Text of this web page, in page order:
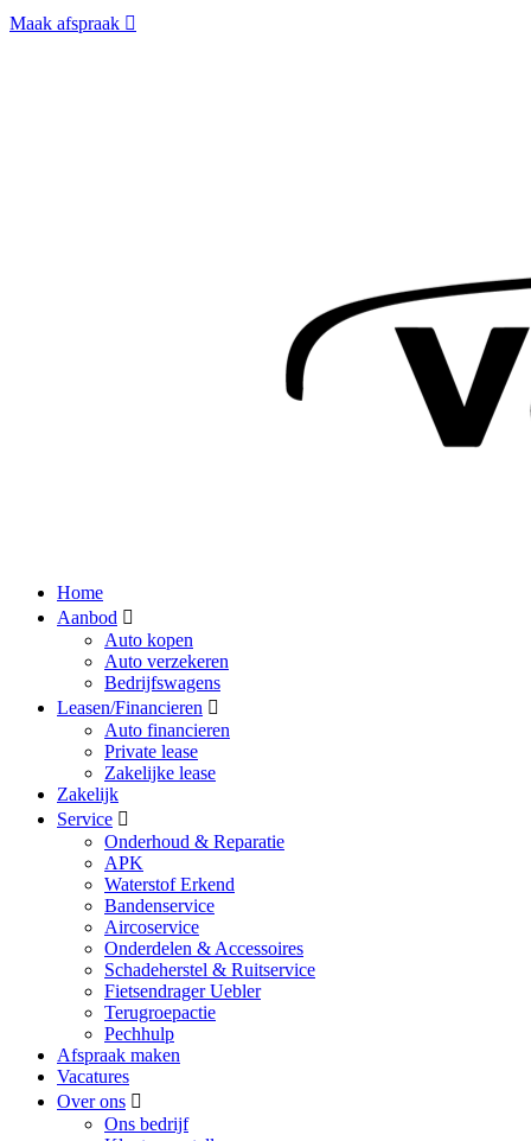
Maak afspraak
Home
Aanbod
Auto kopen
Auto verzekeren
Bedrijfswagens
Leasen/Financieren
Auto financieren
Private lease
Zakelijke lease
Zakelijk
Service
Onderhoud & Reparatie
APK
Waterstof Erkend
Bandenservice
Aircoservice
Onderdelen & Accessoires
Schadeherstel & Ruitservice
Fietsendrager Uebler
Terugroepactie
Pechhulp
Afspraak maken
Vacatures
Over ons
Ons bedrijf